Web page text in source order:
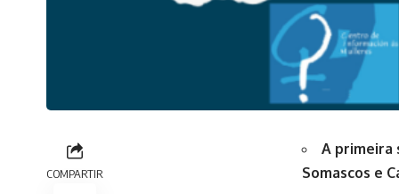
COMPARTIR
A primeira
Somascos e